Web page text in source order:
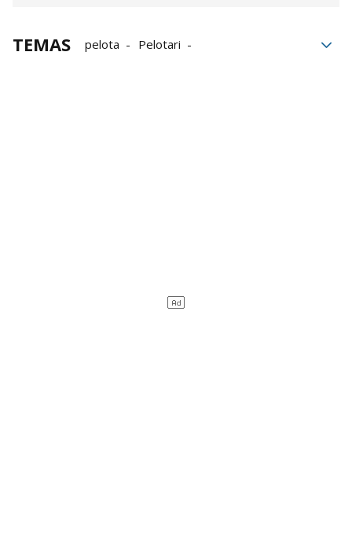
TEMAS pelota
Pelotari